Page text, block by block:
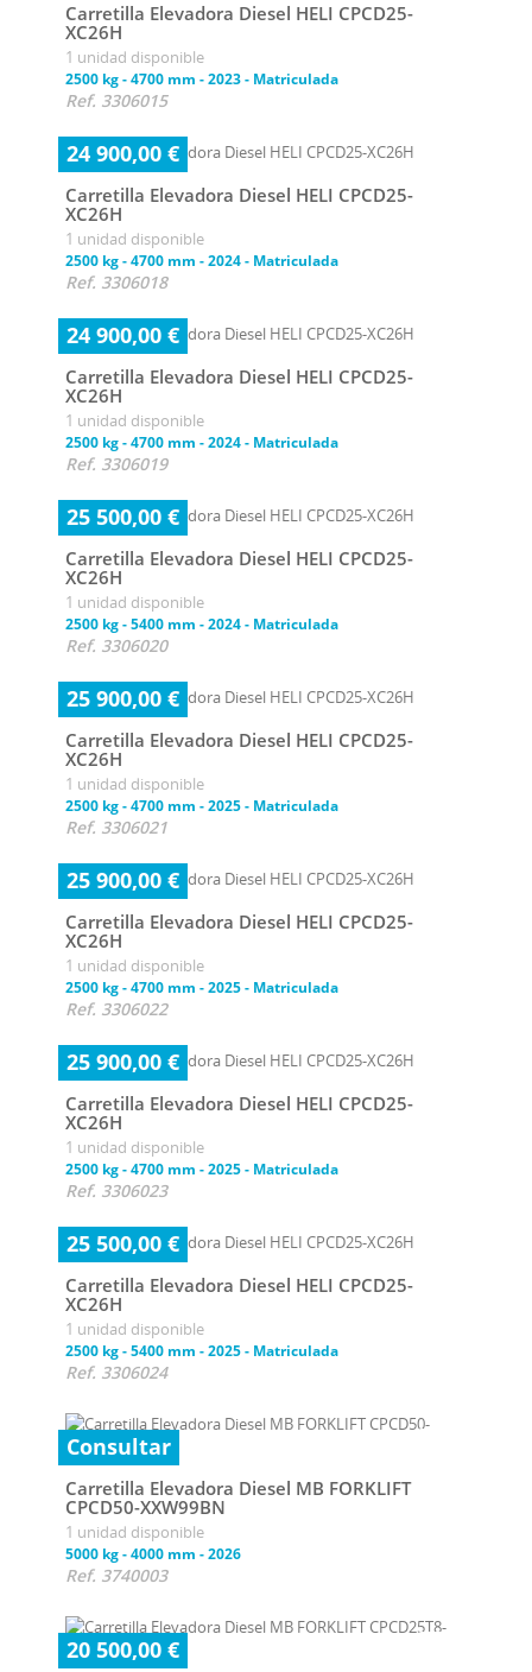
Carretilla Elevadora Diesel HELI CPCD25-
XC26H
1 unidad disponible
2500 kg-4700 mm -2023- Matriculada
Ref. 3306015
24 900,00 €
Carretilla Elevadora Diesel HELI CPCD25-
XC26H
1 unidad disponible
2500 kg-4700 mm -2024- Matriculada
Ref. 3306018
24 900,00 €
Carretilla Elevadora Diesel HELI CPCD25-
XC26H
1 unidad disponible
2500 kg-4700 mm -2024- Matriculada
Ref. 3306019
25 500,00 €
Carretilla Elevadora Diesel HELI CPCD25-
XC26H
1 unidad disponible
2500 kg-5400 mm -2024- Matriculada
Ref. 3306020
25 900,00 €
Carretilla Elevadora Diesel HELI CPCD25-
XC26H
1 unidad disponible
2500 kg-4700 mm -2025- Matriculada
Ref. 3306021
25 900,00 €
Carretilla Elevadora Diesel HELI CPCD25-
XC26H
1 unidad disponible
2500 kg-4700 mm -2025- Matriculada
Ref. 3306022
25 900,00 €
Carretilla Elevadora Diesel HELI CPCD25-
XC26H
1 unidad disponible
2500 kg-4700 mm -2025- Matriculada
Ref. 3306023
25 500,00 €
Carretilla Elevadora Diesel HELI CPCD25-
XC26H
1 unidad disponible
2500 kg-5400 mm -2025- Matriculada
Ref. 3306024
Consultar
Carretilla Elevadora Diesel MB FORKLIFT
CPCD50-XXW99BN
1 unidad disponible
5000 kg-4000 mm -2026
Ref. 3740003
20 500,00 €